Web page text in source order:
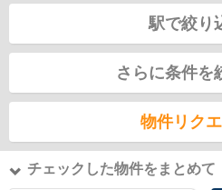
駅で絞り
さらに条件を
物件リク
チェックした物件をまとめて